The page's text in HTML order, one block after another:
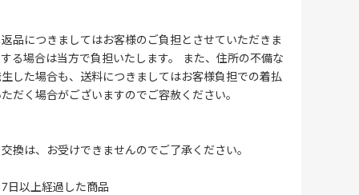
品につきましてはお客様のご負担とさせていただきま
る場合は当方で負担いたします。 また、住所の不備な
した場合も、送料につきましてはお客様負担での着払
だく場合がございますのでご容赦ください。
換は、お受けできませんのでご了承ください。
日以上経過した商品